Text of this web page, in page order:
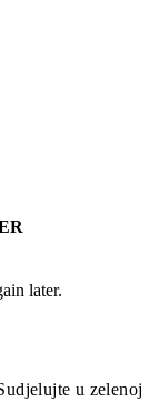
later.
u zelenoj